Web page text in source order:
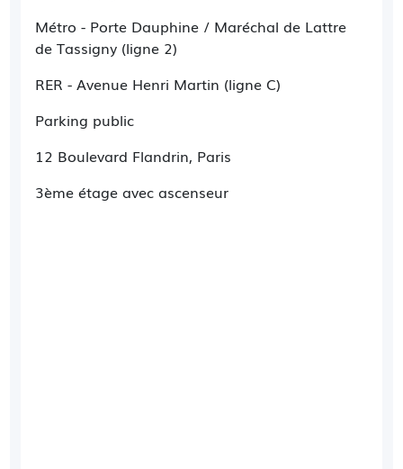
Métro - Porte Dauphine / Maréchal de Lattre
de Tassigny (ligne 2)
RER - Avenue Henri Martin (ligne C)
Parking public
12 Boulevard Flandrin, Paris
3ème étage avec ascenseur